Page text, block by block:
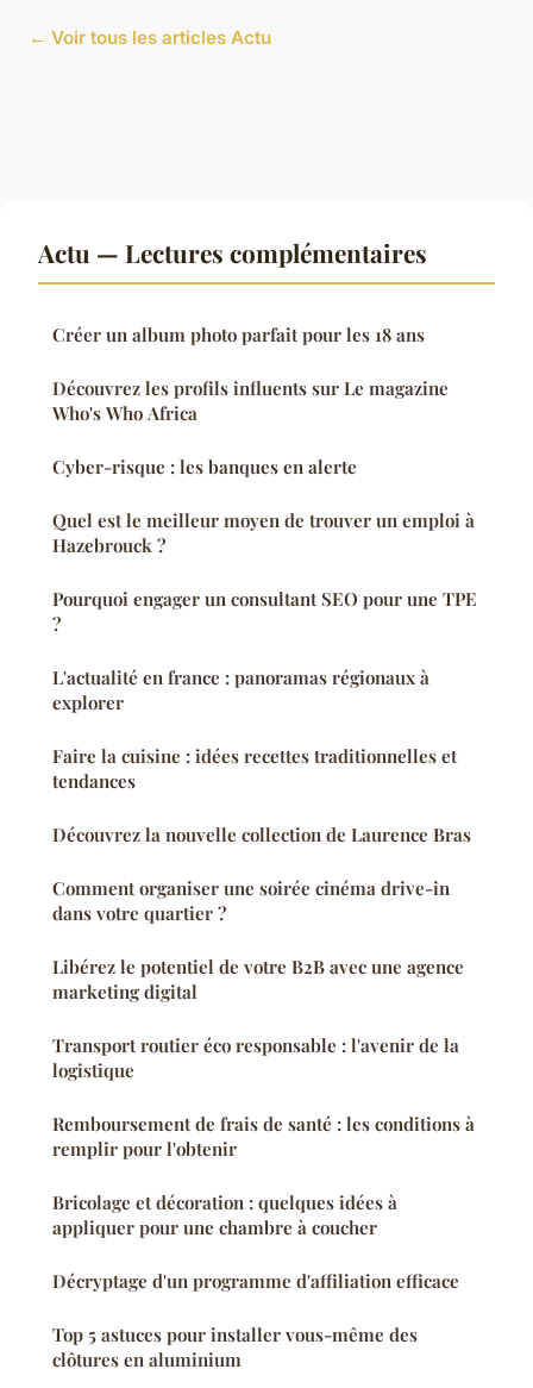
← Voir tous les articles Actu
Actu — Lectures complémentaires
Créer un album photo parfait pour les 18 ans
Découvrez les profils influents sur Le magazine
Who's Who Africa
Cyber-risque : les banques en alerte
Quel est le meilleur moyen de trouver un emploi à
Hazebrouck ?
Pourquoi engager un consultant SEO pour une TPE
?
L'actualité en france : panoramas régionaux à
explorer
Faire la cuisine : idées recettes traditionnelles et
tendances
Découvrez la nouvelle collection de Laurence Bras
Comment organiser une soirée cinéma drive-in
dans votre quartier ?
Libérez le potentiel de votre B2B avec une agence
marketing digital
Transport routier éco responsable : l'avenir de la
logistique
Remboursement de frais de santé : les conditions à
remplir pour l'obtenir
Bricolage et décoration : quelques idées à
appliquer pour une chambre à coucher
Décryptage d'un programme d'affiliation efficace
Top 5 astuces pour installer vous-même des
clôtures en aluminium